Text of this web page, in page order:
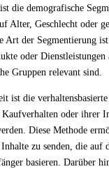
die demografische
Alter, Geschlecht oder
Art der Segmentierung
oder
Gruppen relevant sind.
ist die
oder ihrer
Diese Methode
zu senden, die auf
basieren. Darüber